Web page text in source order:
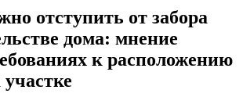
отступить от забора
дома: мнение
к расположению